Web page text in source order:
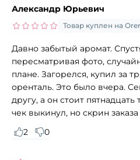
Александр Юрьевич
Товар куплен на
Давно забытый аромат.
пересматривая фото,
плане. Загорелся, купил за
оренталь. Это было вчера.
другу, а он стоит пятнадцать
чек выкинул, но скрин
2
0